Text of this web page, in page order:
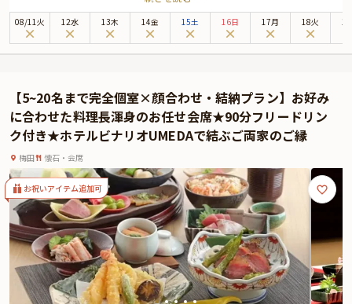
コンセプトのもと、伝統と革新を融合させたシンプルで洗練された一皿が堪能
できる名店です。
また、店内は洗練されたデザイナーズ空間。結婚式場としても知られる
FRIGERIOならではの特別感が、ご両家の皆様の未来をより輝かせます。
お料理は、魚料理と肉料理をどちらも楽しめる贅沢な構成のフレンチをご用
意。味わいはもちろん見た目にも美しい一皿が記憶に残るひとときを演出しま
す。
特別な一日を華やかに彩るFRIGERIOの顔合わせプラン。美食に包まれたかけが
えのない時間が、ご両家の皆様の心に深く刻まれることでしょう。
08/11火 12水 13木 14金 15土 16日 17月 18火
【5~20名まで完全個室×顔合わせ・結納プラン】お好み
に合わせた料理長渾身のお任せ会席★90分フリードリン
ク付き★ホテルビナリオUMEDAで結ぶご両家のご縁
梅田 懐石・会席
お祝いアイテム追加可